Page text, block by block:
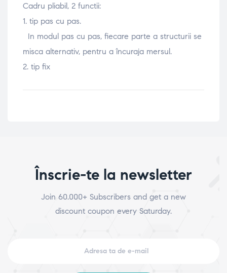
Cadru pliabil, 2 functii:
1. tip pas cu pas.
In modul pas cu pas, fiecare parte a structurii se
misca alternativ, pentru a încuraja mersul.
2. tip fix
Înscrie-te la newsletter
Join 60.000+ Subscribers and get a new
discount coupon every Saturday.